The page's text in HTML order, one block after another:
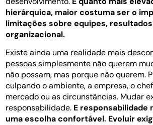
hierárquica, maior costuma ser o
limitações sobre equipes,
organizacional.
Existe ainda uma realidade mais
pessoas simplesmente não querem
não possam, mas porque não querem.
culpando o ambiente, a empresa, o
mercado ou as circunstâncias. Mudar
responsabilidade. E responsabilidade
uma escolha confortável. Evoluir